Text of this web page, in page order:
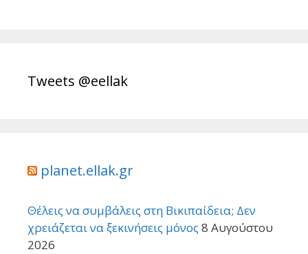
Tweets @eellak
planet.ellak.gr
Θέλεις να συμβάλεις στη Βικιπαίδεια; Δεν
χρειάζεται να ξεκινήσεις μόνος 8 Αυγούστου
2026